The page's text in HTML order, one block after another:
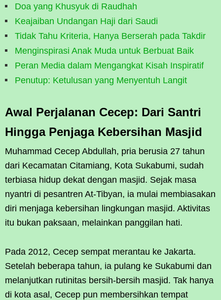
Doa yang Khusyuk di Raudhah
Keajaiban Undangan Haji dari Saudi
Tidak Tahu Kriteria, Hanya Berserah pada Takdir
Menginspirasi Anak Muda untuk Berbuat Baik
Peran Media dalam Mengangkat Kisah Inspiratif
Penutup: Ketulusan yang Menyentuh Langit
Awal Perjalanan Cecep: Dari Santri
Hingga Penjaga Kebersihan Masjid
Muhammad Cecep Abdullah, pria berusia 27 tahun
dari Kecamatan Citamiang, Kota Sukabumi, sudah
terbiasa hidup dekat dengan masjid. Sejak masa
nyantri di pesantren At-Tibyan, ia mulai membiasakan
diri menjaga kebersihan lingkungan masjid. Aktivitas
itu bukan paksaan, melainkan panggilan hati.
Pada 2012, Cecep sempat merantau ke Jakarta.
Setelah beberapa tahun, ia pulang ke Sukabumi dan
melanjutkan rutinitas bersih-bersih masjid. Tak hanya
di kota asal, Cecep pun membersihkan tempat